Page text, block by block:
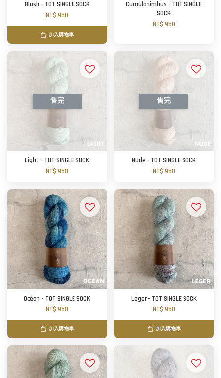
Blush - TOT SINGLE SOCK
NT$ 950
加入購物車
Cumulonimbus - TOT SINGLE
SOCK
NT$ 950
售完
Light - TOT SINGLE SOCK
NT$ 950
售完
Nude - TOT SINGLE SOCK
NT$ 950
Océan - TOT SINGLE SOCK
NT$ 950
加入購物車
Léger - TOT SINGLE SOCK
NT$ 950
加入購物車